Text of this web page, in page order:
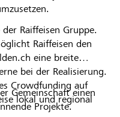
Raiffeisen Gruppe.
Raiffeisen den
eine breite
bei der Realisierung.
Crowdfunding auf
lokal und regional
Gemeinschaft einen
Projekte.